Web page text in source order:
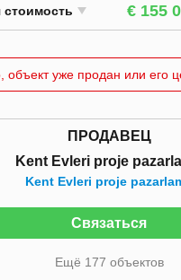
стоимость € 155
объект уже продан или его
ПРОДАВЕЦ
Kent Evleri proje
Kent Evleri proje
Связаться
Ещё 177 объектов